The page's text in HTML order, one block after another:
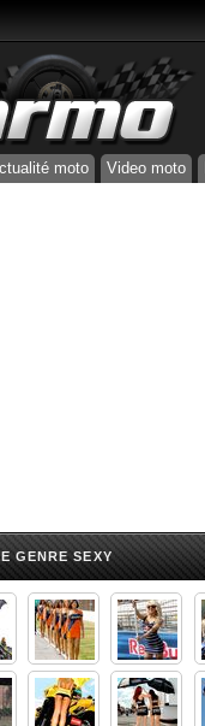
moto Video moto
GENRE SEXY